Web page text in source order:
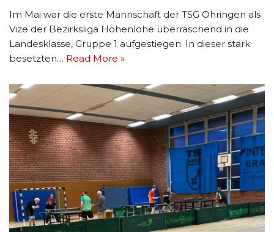
Im Mai war die erste Mannschaft der TSG Öhringen als
Vize der Bezirksliga Hohenlohe überraschend in die
Landesklasse, Gruppe 1 aufgestiegen. In dieser stark
besetzten… Read More »